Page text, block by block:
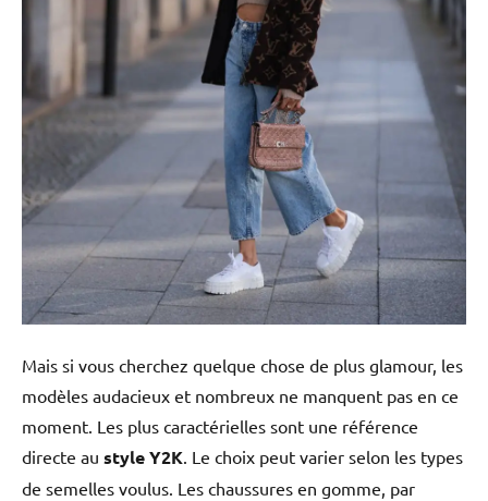
Mais si vous cherchez quelque chose de plus glamour, les
modèles audacieux et nombreux ne manquent pas en ce
moment. Les plus caractérielles sont une référence
directe au style Y2K. Le choix peut varier selon les types
de semelles voulus. Les chaussures en gomme, par